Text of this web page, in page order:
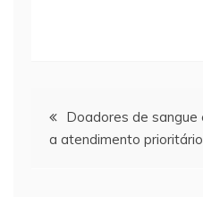
Navegação
de
Doadores de
a atendimento prioritário